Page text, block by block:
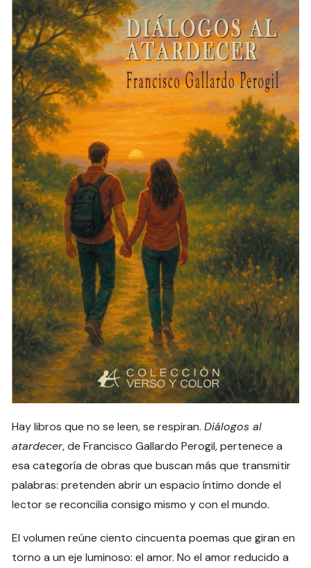
Hay libros que no se leen, se respiran.Diálogos al
atardecer, de Francisco Gallardo Perogil, pertenece a
esa categoría de obras que buscan más que transmitir
palabras: pretenden abrir un espacio íntimo donde el
lector se reconcilia consigo mismo y con el mundo.
El volumen reúne ciento cincuenta poemas que giran en
torno a un eje luminoso: el amor. No el amor reducido a